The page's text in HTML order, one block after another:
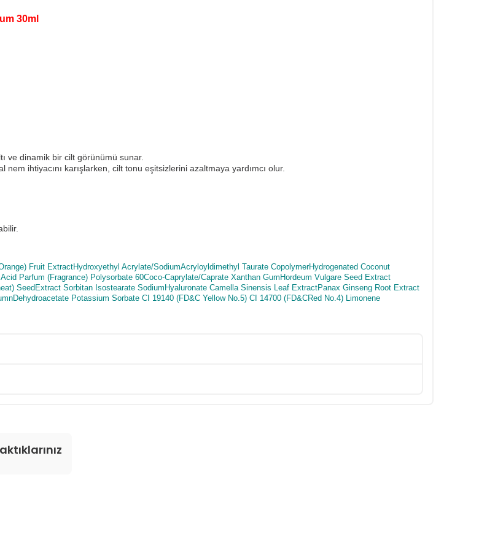
30ml
ve dinamik bir cilt görünümü sunar.
ihtiyacını karışlarken, cilt tonu eşitsizlerini azaltmaya yardımcı olur.
Fruit ExtractHydroxyethyl Acrylate/SodiumAcryloyldimethyl Taurate CopolymerHydrogenated Coconut
Parfum (Fragrance) Polysorbate 60Coco-Caprylate/Caprate Xanthan GumHordeum Vulgare Seed Extract
SeedExtract Sorbitan Isostearate SodiumHyaluronate Camella Sinensis Leaf ExtractPanax Ginseng Root Extract
Potassium Sorbate CI 19140 (FD&C Yellow No.5) CI 14700 (FD&CRed No.4) Limonene